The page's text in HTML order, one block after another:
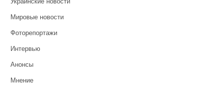
Мировые новости
Фоторепортажи
Интервью
Анонсы
Мнение